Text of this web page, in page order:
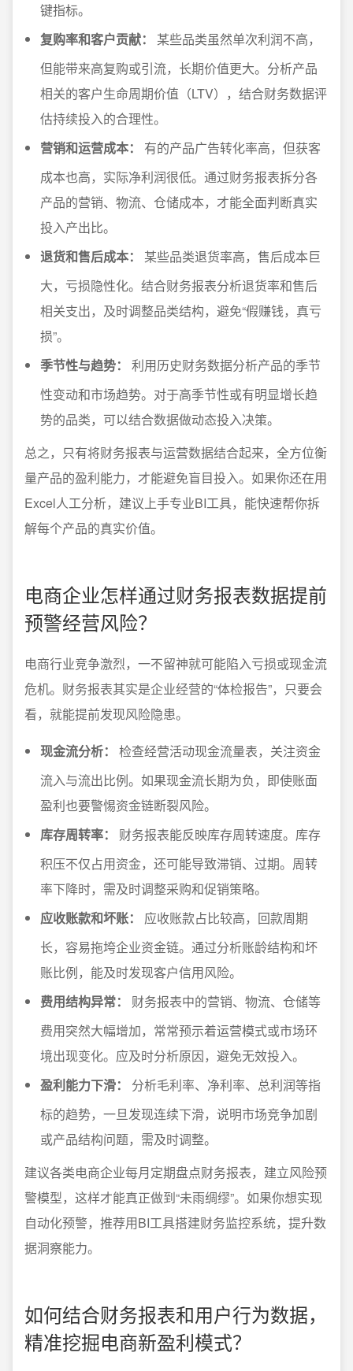
键指标。
复购率和客户贡献：
某些品类虽然单次利润不高，
但能带来高复购或引流，长期价值更大。分析产品
相关的客户生命周期价值（LTV），结合财务数据评
估持续投入的合理性。
营销和运营成本：
有的产品广告转化率高，但获客
成本也高，实际净利润很低。通过财务报表拆分各
产品的营销、物流、仓储成本，才能全面判断真实
投入产出比。
退货和售后成本：
某些品类退货率高，售后成本巨
大，亏损隐性化。结合财务报表分析退货率和售后
相关支出，及时调整品类结构，避免“假赚钱，真亏
损”。
季节性与趋势：
利用历史财务数据分析产品的季节
性变动和市场趋势。对于高季节性或有明显增长趋
势的品类，可以结合数据做动态投入决策。
总之，只有将财务报表与运营数据结合起来，全方位衡
量产品的盈利能力，才能避免盲目投入。如果你还在用
Excel人工分析，建议上手专业BI工具，能快速帮你拆
解每个产品的真实价值。
电商企业怎样通过财务报表数据提前
预警经营风险？
电商行业竞争激烈，一不留神就可能陷入亏损或现金流
危机。财务报表其实是企业经营的“体检报告”，只要会
看，就能提前发现风险隐患。
现金流分析：
检查经营活动现金流量表，关注资金
流入与流出比例。如果现金流长期为负，即使账面
盈利也要警惕资金链断裂风险。
库存周转率：
财务报表能反映库存周转速度。库存
积压不仅占用资金，还可能导致滞销、过期。周转
率下降时，需及时调整采购和促销策略。
应收账款和坏账：
应收账款占比较高，回款周期
长，容易拖垮企业资金链。通过分析账龄结构和坏
账比例，能及时发现客户信用风险。
费用结构异常：
财务报表中的营销、物流、仓储等
费用突然大幅增加，常常预示着运营模式或市场环
境出现变化。应及时分析原因，避免无效投入。
盈利能力下滑：
分析毛利率、净利率、总利润等指
标的趋势，一旦发现连续下滑，说明市场竞争加剧
或产品结构问题，需及时调整。
建议各类电商企业每月定期盘点财务报表，建立风险预
警模型，这样才能真正做到“未雨绸缪”。如果你想实现
自动化预警，推荐用BI工具搭建财务监控系统，提升数
据洞察能力。
如何结合财务报表和用户行为数据，
精准挖掘电商新盈利模式？